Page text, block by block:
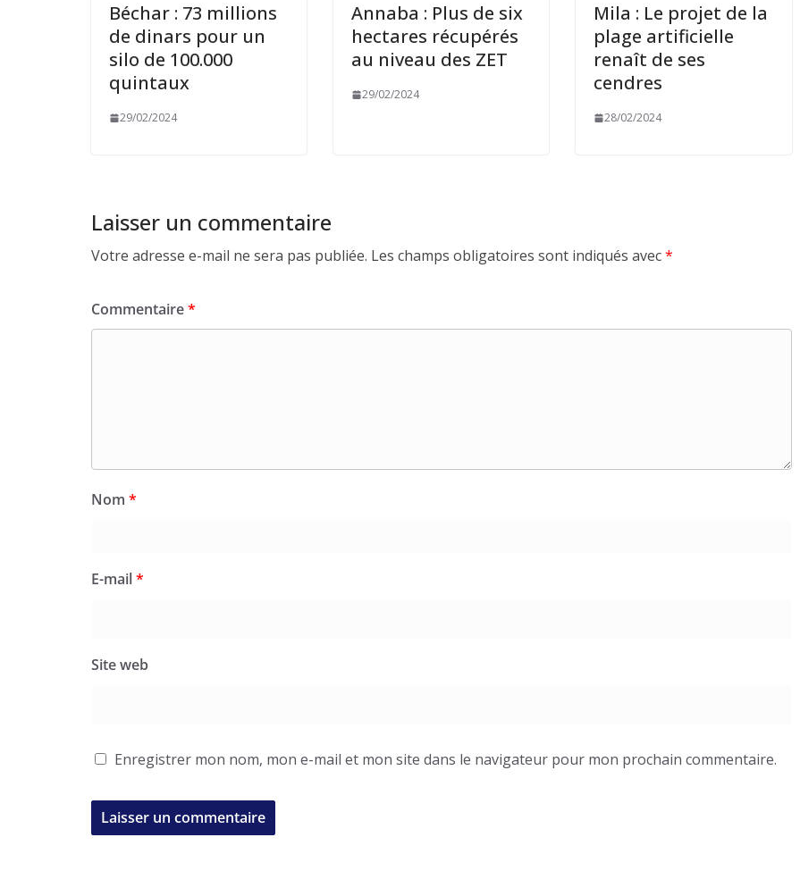
Béchar : 73 millions
de dinars pour un
silo de 100.000
quintaux
29/02/2024
Annaba : Plus de six
hectares récupérés
au niveau des ZET
29/02/2024
Mila : Le projet de la
plage artificielle
renaît de ses
cendres
28/02/2024
Laisser un commentaire
Votre adresse e-mail ne sera pas publiée. Les champs obligatoires sont indiqués avec*
Commentaire*
Nom *
E-mail*
Site web
Enregistrer mon nom, mon e-mail et mon site dans le navigateur pour mon prochain commentaire.